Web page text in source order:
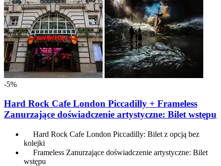
-5%
Hard Rock Cafe London Piccadilly + Frameless
Zanurzające doświadczenie artystyczne: Bilet wstępu
Hard Rock Cafe London Piccadilly: Bilet z opcją bez
kolejki
Frameless Zanurzające doświadczenie artystyczne: Bilet
wstępu